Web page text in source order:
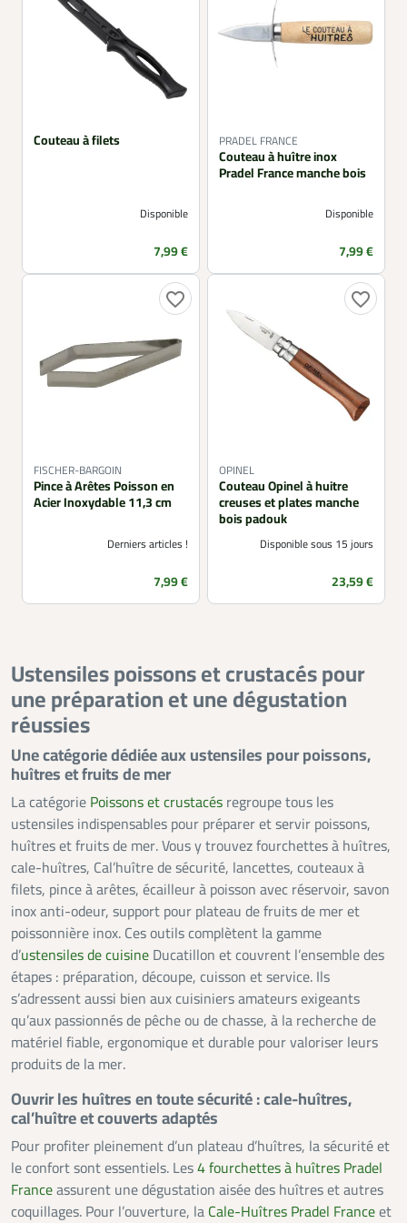
Couteau à filets
Disponible
Prix
7,99 €
PRADEL FRANCE
Couteau à huître inox
Pradel France manche bois
Disponible
Prix
7,99 €
favorite_border
FISCHER-BARGOIN
Pince à Arêtes Poisson en
Acier Inoxydable 11,3 cm
Derniers articles !
Prix
7,99 €
favorite_border
OPINEL
Couteau Opinel à huitre
creuses et plates manche
bois padouk
Disponible sous 15 jours
Prix
23,59 €
Ustensiles poissons et crustacés pour
une préparation et une dégustation
réussies
Une catégorie dédiée aux ustensiles pour poissons,
huîtres et fruits de mer
La catégorie Poissons et crustacés regroupe tous les
ustensiles indispensables pour préparer et servir poissons,
huîtres et fruits de mer. Vous y trouvez fourchettes à huîtres,
cale-huîtres, Cal’huître de sécurité, lancettes, couteaux à
filets, pince à arêtes, écailleur à poisson avec réservoir, savon
inox anti-odeur, support pour plateau de fruits de mer et
poissonnière inox. Ces outils complètent la gamme
d’ustensiles de cuisine Ducatillon et couvrent l’ensemble des
étapes : préparation, découpe, cuisson et service. Ils
s’adressent aussi bien aux cuisiniers amateurs exigeants
qu’aux passionnés de pêche ou de chasse, à la recherche de
matériel fiable, ergonomique et durable pour valoriser leurs
produits de la mer.
Ouvrir les huîtres en toute sécurité : cale-huîtres,
cal’huître et couverts adaptés
Pour profiter pleinement d’un plateau d’huîtres, la sécurité et
le confort sont essentiels. Les4 fourchettes à huîtres Pradel
Franceassurent une dégustation aisée des huîtres et autres
coquillages. Pour l’ouverture, la Cale-Huîtres Pradel Franceet